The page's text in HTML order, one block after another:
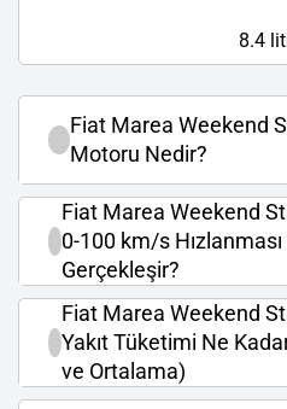
8.4
Fiat Marea Weekend
Motoru Nedir?
Fiat Marea Weekend
0-100 km/s
Gerçekleşir?
Fiat Marea Weekend
Yakıt Tüketimi Ne
ve Ortalama)